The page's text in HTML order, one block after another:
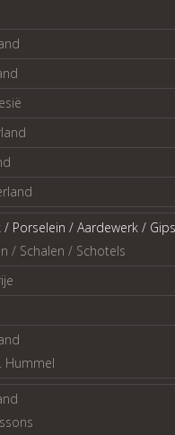
/ Porselein / Aardewerk / Gips
/ Schalen / Schotels
Hummel